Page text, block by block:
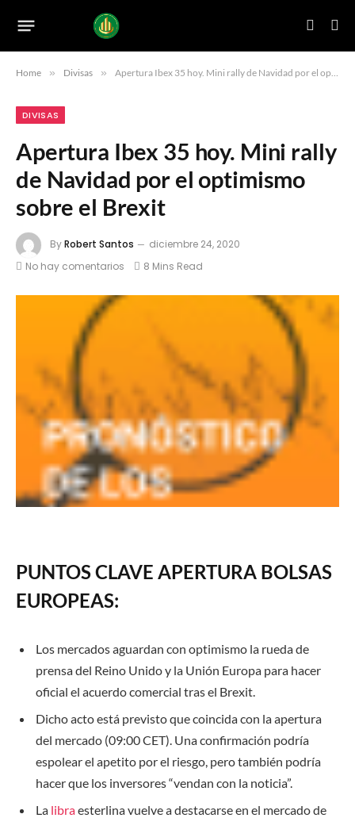
Home » Divisas » Apertura Ibex 35 hoy. Mini rally de Navidad por el optimismo sobre el Brexit
DIVISAS
Apertura Ibex 35 hoy. Mini rally
de Navidad por el optimismo
sobre el Brexit
ByRobert Santos
diciembre 24, 2020
No hay comentarios
8 Mins Read
PUNTOS CLAVE APERTURA BOLSAS
EUROPEAS:
Los mercados aguardan con optimismo la rueda de
prensa del Reino Unido y la Unión Europa para hacer
oficial el acuerdo comercial tras el Brexit.
Dicho acto está previsto que coincida con la apertura
del mercado (09:00 CET). Una confirmación podría
espolear el apetito por el riesgo, pero también podría
hacer que los inversores “vendan con la noticia”.
La libraesterlina vuelve a destacarse en el mercado de